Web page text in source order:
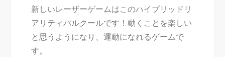
新しいレーザーゲームはこのハイブリッド リ
アリティパルクールです！動くことを楽しい
と思うようになり、運動になれるゲームで
す。